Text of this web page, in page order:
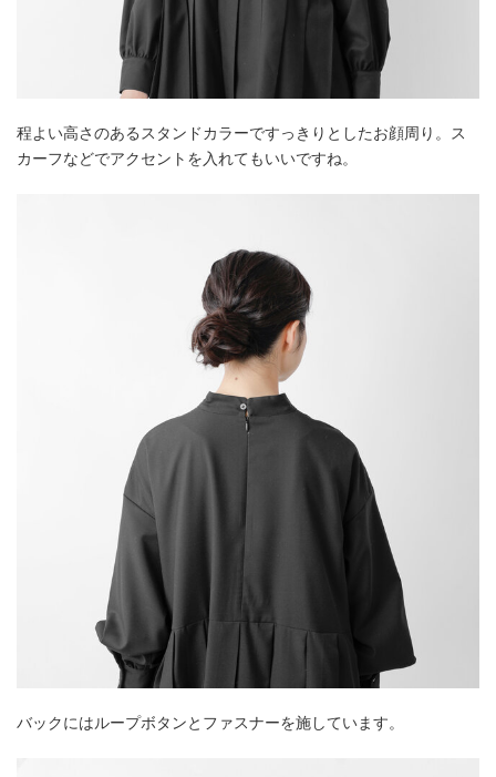
程よい高さのあるスタンドカラーですっきりとしたお顔周り。ス
カーフなどでアクセントを入れてもいいですね。
バックにはループボタンとファスナーを施しています。